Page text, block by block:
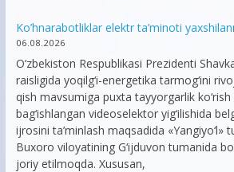
Ko’hnarabotliklar elektr ta’minoti
06.08.2026
O‘zbekiston Respublikasi Prezidenti
raisligida yoqilg‘i-energetika tarmog‘ini
qish mavsumiga puxta tayyorgarlik
bag‘ishlangan videoselektor yig‘ilishida
ijrosini ta’minlash maqsadida «Yangiyo‘l»
Buxoro viloyatining G‘ijduvon tumanida
joriy etilmoqda. Xususan,